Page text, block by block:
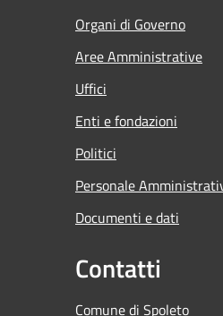
Organi di Governo
Aree Amministrative
Uffici
Enti e fondazioni
Politici
Personale
Documenti e dati
Contatti
Comune di Spoleto